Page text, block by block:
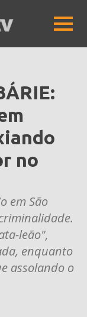
no
em São
leão",
enquanto
assolando o